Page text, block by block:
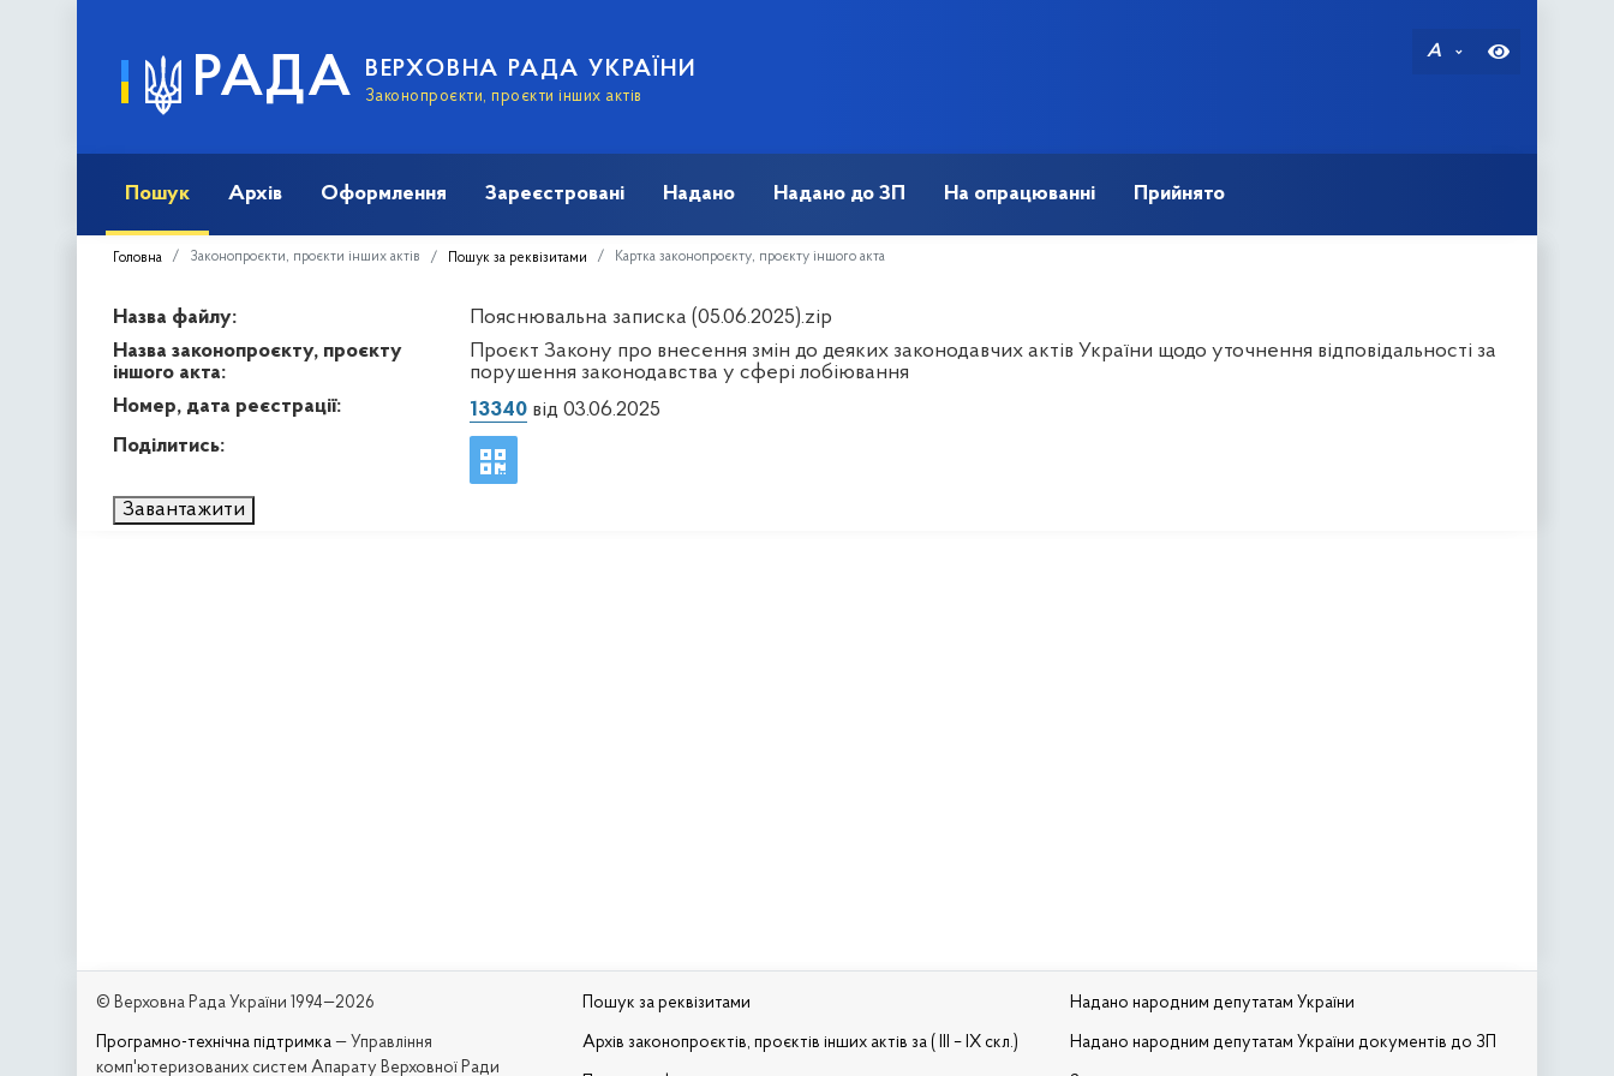
РАДА ВЕРХОВНА РАДА УКРАЇНИ
Законопроєкти, проєкти інших актів
A
Пошук Архів Оформлення Зареєстровані Надано Надано до ЗП На опрацюванні Прийнято
Головна Законопроєкти, проєкти інших актів Пошук за реквізитами Картка законопроєкту, проєкту іншого акта
Назва файлу:
Пояснювальна записка (05.06.2025).zip
Назва законопроєкту, проєкту
іншого акта:
Проєкт Закону про внесення змін до деяких законодавчих актів України щодо уточнення відповідальності за
порушення законодавства у сфері лобіювання
Номер, дата реєстрації:
13340від 03.06.2025
Поділитись:
Завантажити
© Верховна Рада України 1994—2026
Програмно-технічна підтримка — Управління
комп'ютеризованих систем Апарату Верховної Ради
Пошук за реквізитами
Архів законопроєктів, проєктів інших актів за ( III – IX скл.)
Надано народним депутатам України
Надано народним депутатам України документів до ЗП